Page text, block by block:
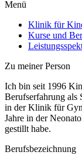
Menü
Klinik für
Kurse und
Zu mei​ner Person
Ich bin seit 1996
Berufserfahrung als
in der Klinik für
Jahre in der
gestillt habe.
Berufsbezeichnung